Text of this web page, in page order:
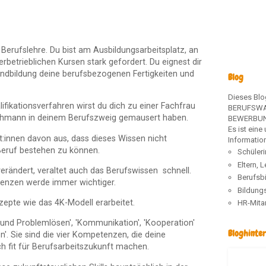
Du bist am Ausbildungsarbeitsplatz, an
Kursen stark gefordert. Du eignest dir
deine berufsbezogenen Fertigkeiten und
wirst du dich zu einer Fachfrau
in deinem Berufszweig gemausert haben.
davon aus, dass dieses Wissen nicht
bestehen zu können.
veraltet auch das Berufswissen schnell.
werde immer wichtiger.
wie das 4K-Modell erarbeitet.
Problemlösen', 'Kommunikation', 'Kooperation'
Sie sind die vier Kompetenzen, die deine
fit für Berufsarbeitszukunft machen.
Blog
Dieses
Es ist eine
Eltern,
HR-